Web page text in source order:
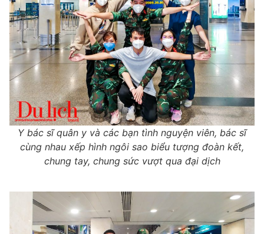
Y bác sĩ quân y và các bạn tình nguyện viên, bác sĩ
cùng nhau xếp hình ngôi sao biểu tượng đoàn kết,
chung tay, chung sức vượt qua đại dịch